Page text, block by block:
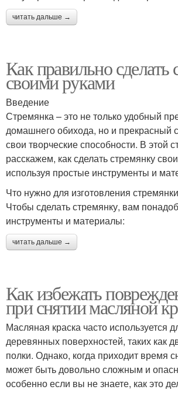
читать дальше →
Как правильно сделать
своими руками
Введение
Стремянка – это не только удобный
домашнего обихода, но и прекрасный
свои творческие способности. В этой
расскажем, как сделать стремянку
используя простые инструменты и
Что нужно для изготовления стремянки
Чтобы сделать стремянку, вам
инструменты и материалы:
читать дальше →
Как избежать
при снятии масляной
Масляная краска часто используется
деревянных поверхностей, таких как
полки. Однако, когда приходит время
может быть довольно сложным и
особенно если вы не знаете, как это